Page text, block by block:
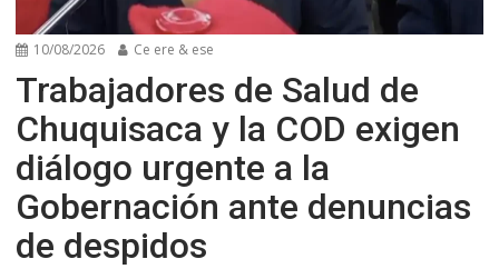
10/08/2026 Ce ere & ese
Trabajadores de Salud de
Chuquisaca y la COD exigen
diálogo urgente a la
Gobernación ante denuncias
de despidos